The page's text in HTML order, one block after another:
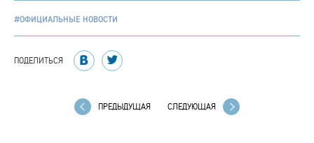
#ОФИЦИАЛЬНЫЕ НОВОСТИ
ПОДЕЛИТЬСЯ
ПРЕДЫДУЩАЯ СЛЕДУЮЩАЯ